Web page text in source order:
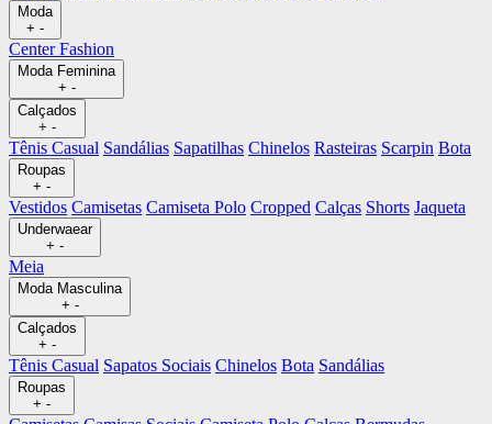
Moda
+ -
Center Fashion
Moda Feminina
+ -
Calçados
+ -
Tênis Casual Sandálias Sapatilhas Chinelos Rasteiras Scarpin Bota
Roupas
+ -
Vestidos Camisetas Camiseta Polo Cropped Calças Shorts Jaqueta
Underwaear
+ -
Meia
Moda Masculina
+ -
Calçados
+ -
Tênis Casual Sapatos Sociais Chinelos Bota Sandálias
Roupas
+ -